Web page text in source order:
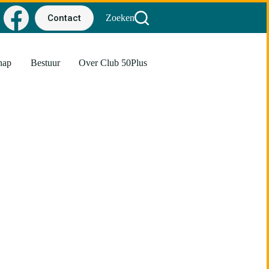
Contact Zoeken
Bestuur Over Club 50Plus